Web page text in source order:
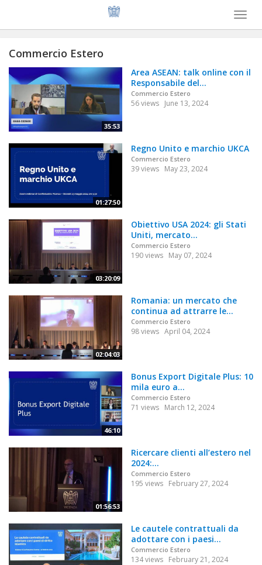
Toggle
Commercio Estero
35:53
Area ASEAN: talk online con il
Responsabile del...
Commercio Estero
56 views June 13, 2024
01:27:50
Regno Unito e marchio UKCA
Commercio Estero
39 views May 23, 2024
03:20:09
Obiettivo USA 2024: gli Stati
Uniti, mercato...
Commercio Estero
190 views May 07, 2024
02:04:03
Romania: un mercato che
continua ad attrarre le...
Commercio Estero
98 views April 04, 2024
46:10
Bonus Export Digitale Plus: 10
mila euro a...
Commercio Estero
71 views March 12, 2024
01:56:53
Ricercare clienti all’estero nel
2024:...
Commercio Estero
195 views February 27, 2024
Le cautele contrattuali da
adottare con i paesi...
Commercio Estero
134 views February 21, 2024